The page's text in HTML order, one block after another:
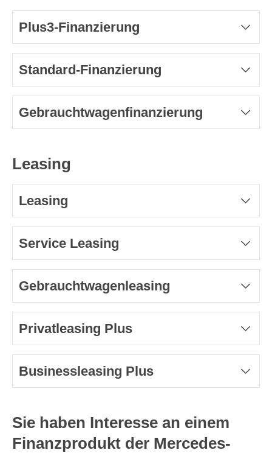
Plus3-Finanzierung
Standard-Finanzierung
Gebrauchtwagenfinanzierung
Leasing
Leasing
Service Leasing
Gebrauchtwagenleasing
Privatleasing Plus
Businessleasing Plus
Sie haben Interesse an einem
Finanzprodukt der Mercedes-